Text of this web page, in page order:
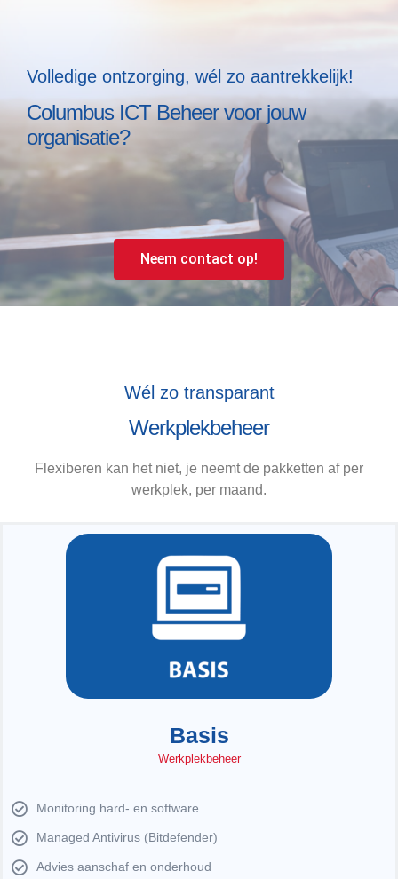
Volledige ontzorging, wél zo aantrekkelijk!
Columbus ICT Beheer voor jouw
organisatie?
Neem contact op!
Wél zo transparant
Werkplekbeheer
Flexiberen kan het niet, je neemt de pakketten af per
werkplek, per maand.
Basis
Werkplekbeheer
Monitoring hard- en software
Managed Antivirus (Bitdefender)
Advies aanschaf en onderhoud